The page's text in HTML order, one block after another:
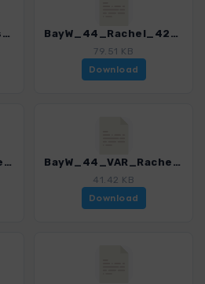
BayW_43_VAR_Grosser Filz Klosterfilz_4225_8.gpx BayW_44_Rachel_4225_8.gpx
79.51 KB
Download
BayW_44_VAR_Rachel_4225_8.gpx BayW_44_VAR_Rachel_Foehraufilz_4225_8.gpx
41.42 KB
Download